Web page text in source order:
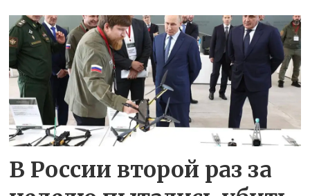
В России второй раз за